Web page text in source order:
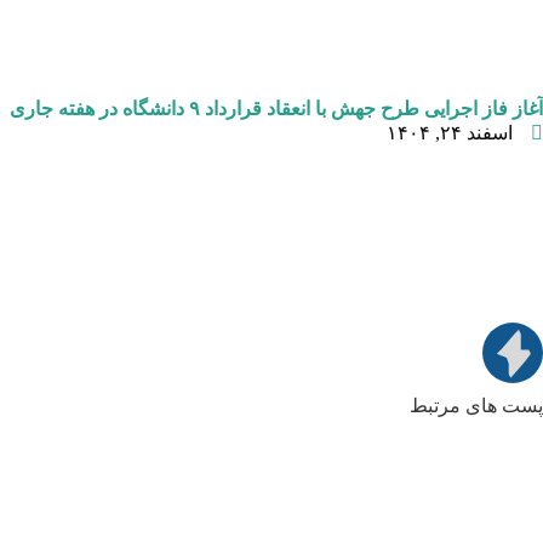
آغاز فاز اجرایی طرح جهش با انعقاد قرارداد ۹ دانشگاه در هفته جاری
اسفند ۲۴, ۱۴۰۴
پست های مرتبط